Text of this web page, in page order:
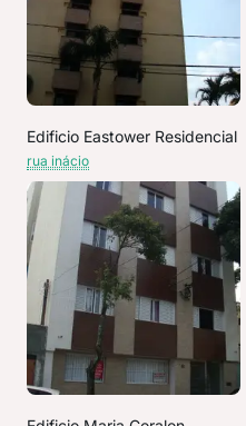
Edificio Eastower Residencial
rua inácio